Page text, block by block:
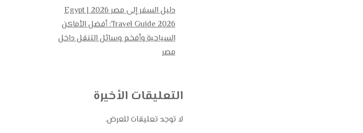
دليل السفر إلى مصر 2026 | Egypt
Travel Guide 2026: أفضل الأماكن
السياحية وأفخم وسائل التنقل داخل
مصر
التعليقات الأخيرة
لا توجد تعليقات للعرض.